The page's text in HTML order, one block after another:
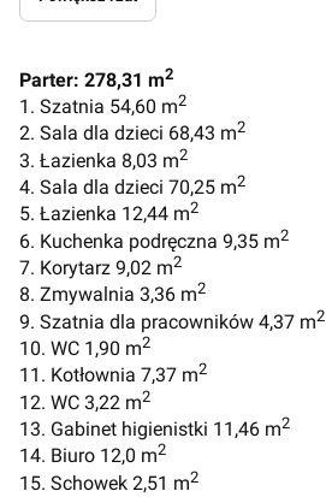
Parter: 278,31 m2
1. Szatnia 54,60 m2
2. Sala dla dzieci 68,43 m2
3. Łazienka 8,03 m2
4. Sala dla dzieci 70,25 m2
5. Łazienka 12,44 m2
6. Kuchenka podręczna 9,35 m2
7. Korytarz 9,02 m2
8. Zmywalnia 3,36 m2
9. Szatnia dla pracowników 4,37 m2
10. WC 1,90 m2
11. Kotłownia 7,37 m2
12. WC 3,22 m2
13. Gabinet higienistki 11,46 m2
14. Biuro 12,0 m2
15. Schowek 2,51 m2